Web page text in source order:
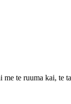
te ruuma kai, te